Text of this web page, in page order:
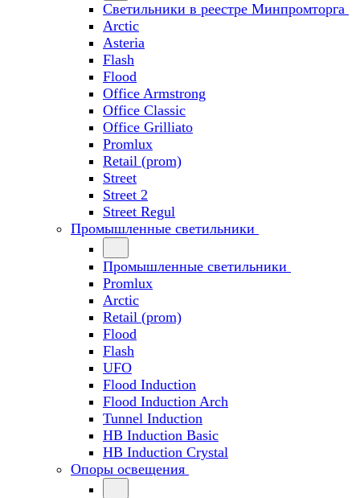
Светильники в реестре Минпромторга
Arctic
Asteria
Flash
Flood
Office Armstrong
Office Classic
Office Grilliato
Promlux
Retail (prom)
Street
Street 2
Street Regul
Промышленные светильники
Промышленные светильники
Promlux
Arctic
Retail (prom)
Flood
Flash
UFO
Flood Induction
Flood Induction Arch
Tunnel Induction
HB Induction Basic
HB Induction Crystal
Опоры освещения